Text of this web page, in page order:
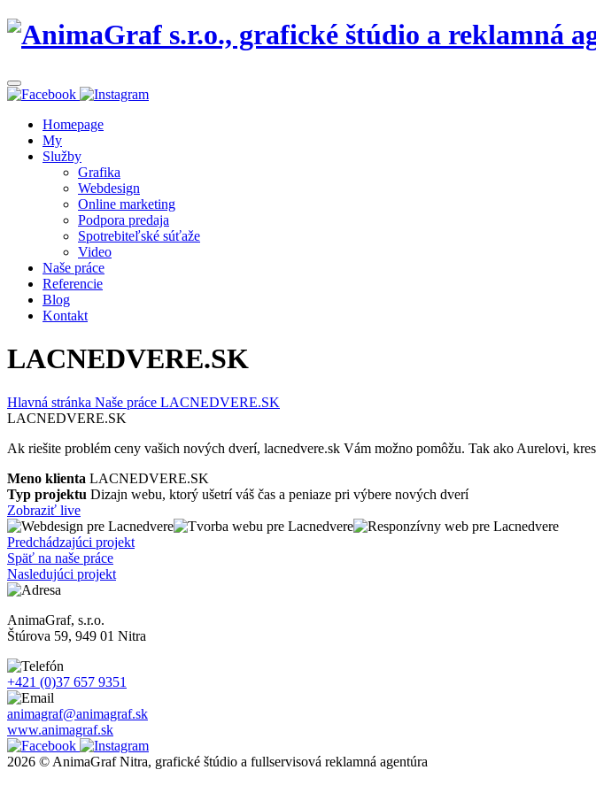
Homepage
My
Služby
Grafika
Webdesign
Online marketing
Podpora predaja
Spotrebiteľské súťaže
Video
Naše práce
Referencie
Blog
Kontakt
LACNEDVERE.SK
Hlavná stránka Naše práce LACNEDVERE.SK
LACNEDVERE.SK
Ak riešite problém ceny vašich nových dverí, lacnedvere.sk Vám možno pomôžu. Tak ako Aurelovi,
Meno klienta LACNEDVERE.SK
Typ projektu Dizajn webu, ktorý ušetrí váš čas a peniaze pri výbere nových dverí
Zobraziť live
Predchádzajúci projekt
Späť na naše práce
Nasledujúci projekt
AnimaGraf, s.r.o.
Štúrova 59, 949 01 Nitra
+421 (0)37 657 9351
animagraf@animagraf.sk
www.animagraf.sk
2026 © AnimaGraf Nitra, grafické štúdio a fullservisová reklamná agentúra